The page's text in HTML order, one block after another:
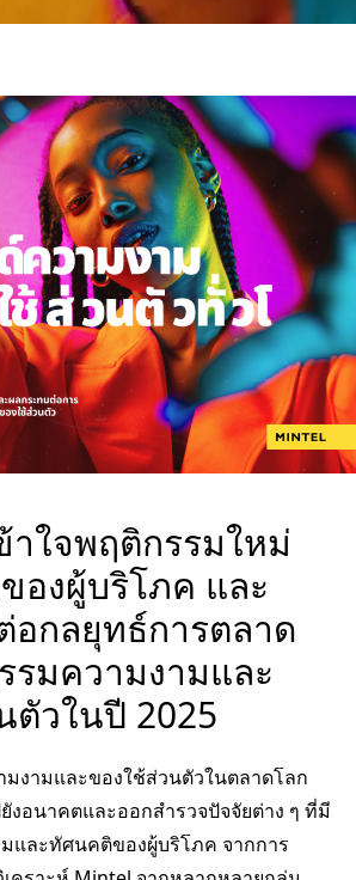
าใจพฤติกรรมใหม่
องผู้บริโภค และ
อกลยุทธ์การตลาด
รมความงามและ
ตัวในปี 2025
งามและของใช้ส่วนตัวในตลาดโลก
งอนาคตและออกสำรวจปัจจัยต่าง ๆ ที่มี
และทัศนคติของผู้บริโภค จากการ